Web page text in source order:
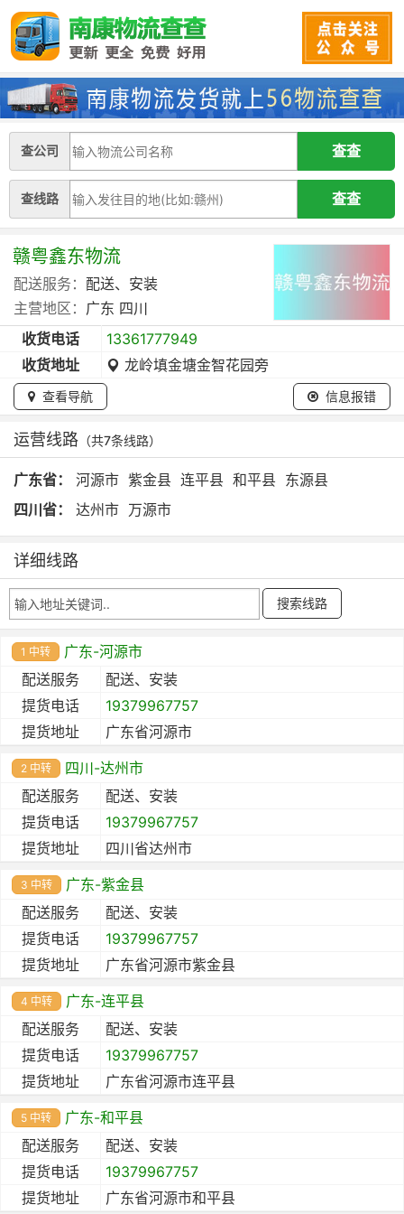
查公司
查线路
赣粤鑫东物流
配送服务： 配送、安装
主营地区： 广东 四川
收货电话
13361777949
收货地址
龙岭填金塘金智花园旁
查看导航 信息报错
运营线路 （共7条线路）
广东省： 河源市 紫金县 连平县 和平县 东源县
四川省：
达州市 万源市
详细线路
1 中转
广东-河源市
配送服务
配送、安装
提货电话
19379967757
提货地址
广东省河源市
2 中转
四川-达州市
配送服务
配送、安装
提货电话
19379967757
提货地址
四川省达州市
3 中转
广东-紫金县
配送服务
配送、安装
提货电话
19379967757
提货地址
广东省河源市紫金县
4 中转
广东-连平县
配送服务
配送、安装
提货电话
19379967757
提货地址
广东省河源市连平县
5 中转
广东-和平县
配送服务
配送、安装
提货电话
19379967757
提货地址
广东省河源市和平县